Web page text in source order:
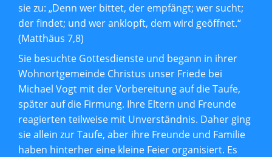
sie zu: „Denn wer bittet, der empfängt; wer sucht;
der findet; und wer anklopft, dem wird geöffnet.“
(Matthäus 7,8)
Sie besuchte Gottesdienste und begann in ihrer
Wohnortgemeinde Christus unser Friede bei
Michael Vogt mit der Vorbereitung auf die Taufe,
später auf die Firmung. Ihre Eltern und Freunde
reagierten teilweise mit Unverständnis. Daher ging
sie allein zur Taufe, aber ihre Freunde und Familie
haben hinterher eine kleine Feier organisiert. Es